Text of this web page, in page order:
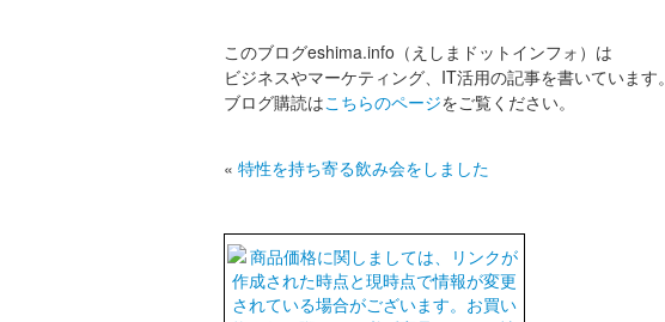
このブログeshima.info（えしまドットインフォ）は
ビジネスやマーケティング、IT活用の記事を書いています。
ブログ購読はこちらのページをご覧ください。
« 特性を持ち寄る飲み会をしました